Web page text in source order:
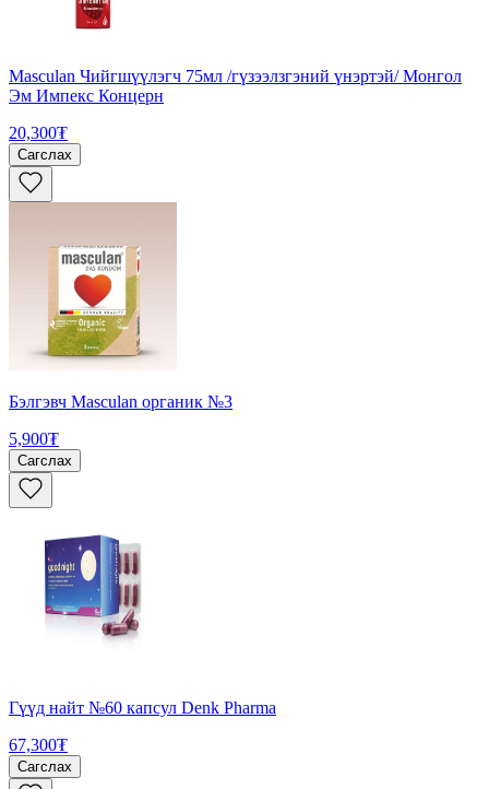
Masculan Чийгшүүлэгч 75мл /гүзээлзгэний үнэртэй/ Монгол
Эм Импекс Концерн
20,300₮
Сагслах
Бэлгэвч Masculan органик №3
5,900₮
Сагслах
Гүүд найт №60 капсул Denk Pharma
67,300₮
Сагслах